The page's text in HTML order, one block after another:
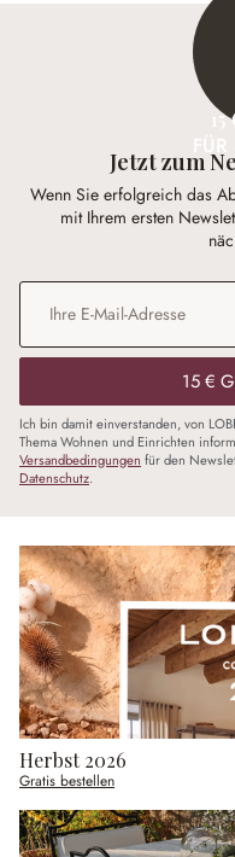
Jetzt zum
Wenn Sie erfolgreich das
mit Ihrem ersten
E-Mail-Adresse
15 €
Ich bin damit einverstanden, von
Thema Wohnen und Einrichten
Versandbedingungen für den
Datenschutz.
Herbst 2026
Gratis bestellen